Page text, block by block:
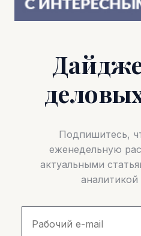
Подпишитесь,
еженедельную
актуальными